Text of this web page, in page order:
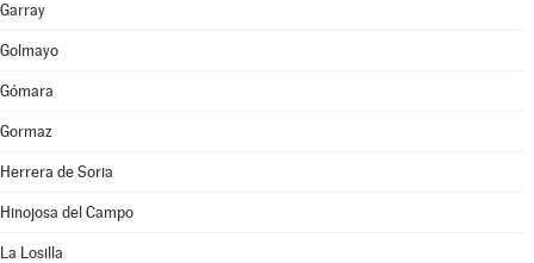
Garray
Golmayo
Gómara
Gormaz
Herrera de Soria
Hinojosa del Campo
La Losilla